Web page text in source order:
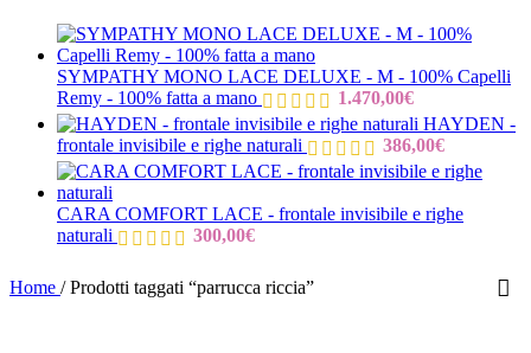
SYMPATHY MONO LACE DELUXE - M - 100% Capelli
Remy - 100% fatta a mano
1.470,00€
HAYDEN -
frontale invisibile e righe naturali
386,00€
CARA COMFORT LACE - frontale invisibile e righe
naturali
300,00€
Home / Prodotti taggati “parrucca riccia”